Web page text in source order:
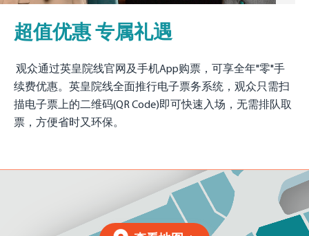
超值优惠 专属礼遇
观众通过英皇院线官网及手机App购票，可享全年"零"手
续费优惠。英皇院线全面推行电子票务系统，观众只需扫
描电子票上的二维码(QR Code)即可快速入场，无需排队取
票，方便省时又环保。